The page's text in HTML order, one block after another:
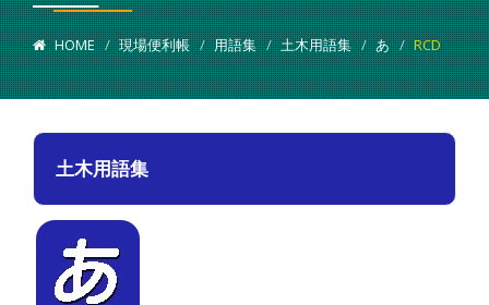
HOME 現場便利帳 用語集 土木用語集 あ RCD
土木用語集